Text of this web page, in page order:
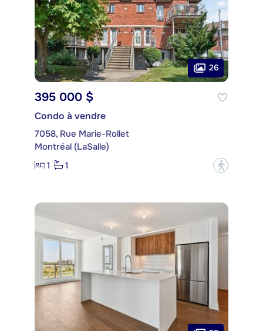
26
395 000 $
Condo à vendre
7058, Rue Marie-Rollet
Montréal (LaSalle)
1
1 ?